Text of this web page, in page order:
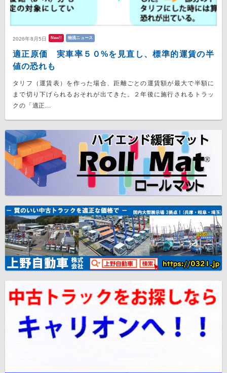
2026年8月5日 New!! 物流ニュース
適正原価 実車率５０%を見直し、標準的運賃の半
値の恐れも
タリフ（運賃表）を作った場合、距離ごとの運賃額が最大で半額に
まで切り下げられるおそれが出てきた。２年後に施行されるトラッ
クの「適正...